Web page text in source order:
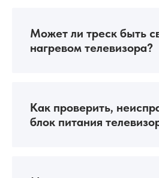
Может ли треск быть
нагревом телевизора?
Как проверить,
блок питания